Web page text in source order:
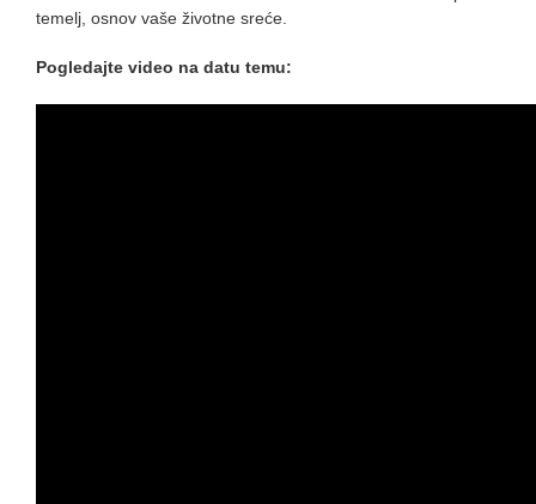
temelj, osnov vaše životne sreće.
Pogledajte video na datu temu: